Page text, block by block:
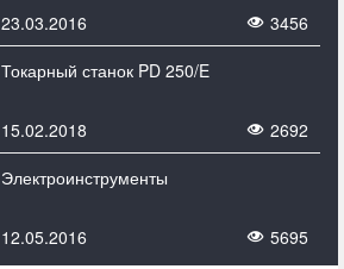
23.03.2016
3456
Токарный станок PD 250/E
15.02.2018
2692
Электроинструменты
12.05.2016 5695